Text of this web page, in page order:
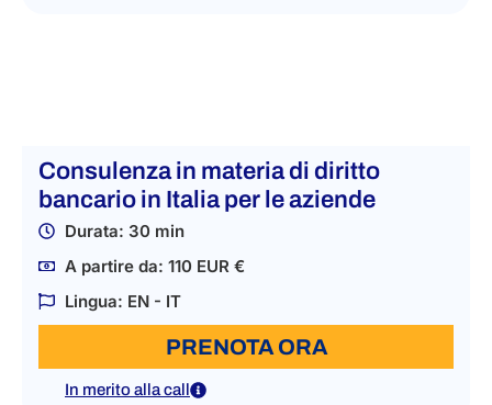
Consulenza in materia di diritto
bancario in Italia per le aziende
Durata: 30 min
A partire da: 110 EUR €
Lingua: EN - IT
PRENOTA ORA
In merito alla call